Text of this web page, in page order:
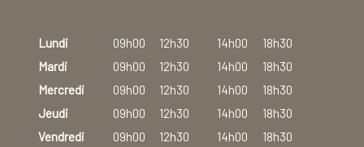
Lundi 09h00 12h30 14h00
18h30
Mardi
09h00 12h30 14h00
18h30
Mercredi
09h00 12h30 14h00
18h30
Jeudi
09h00 12h30 14h00
18h30
Vendredi
09h00 12h30 14h00
18h30